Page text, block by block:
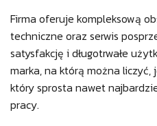
Firma oferuje kompleksową
techniczne oraz serwis
satysfakcję i długotrwałe
marka, na którą można
który sprosta nawet
pracy.